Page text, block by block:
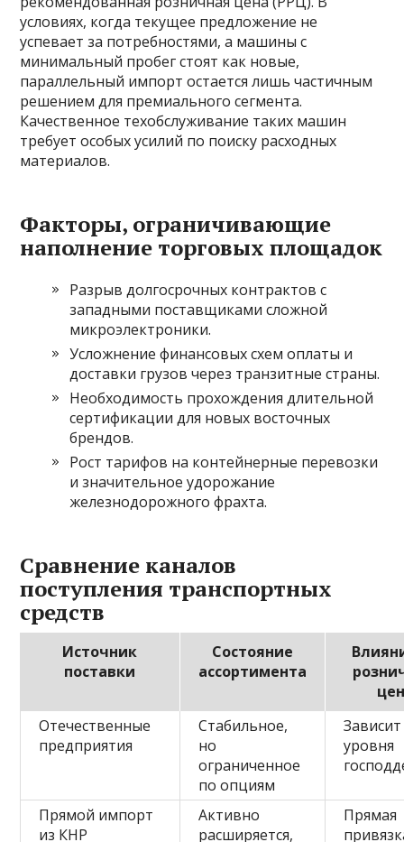
условиях, когда текущее предложение не
успевает за потребностями, а машины с
минимальный пробег стоят как новые,
параллельный импорт остается лишь частичным
решением для премиального сегмента.
Качественное техобслуживание таких машин
требует особых усилий по поиску расходных
материалов.
Факторы, ограничивающие
наполнение торговых площадок
Разрыв долгосрочных контрактов с
западными поставщиками сложной
микроэлектроники.
Усложнение финансовых схем оплаты и
доставки грузов через транзитные страны.
Необходимость прохождения длительной
сертификации для новых восточных
брендов.
Рост тарифов на контейнерные перевозки
и значительное удорожание
железнодорожного фрахта.
Сравнение каналов
поступления транспортных
средств
Источник
поставки
Состояние
ассортимента
Отечественные
предприятия
Стабильное,
но
ограниченное
по опциям
уровня
Прямой импорт
из КНР
Активно
расширяется,
Прямая